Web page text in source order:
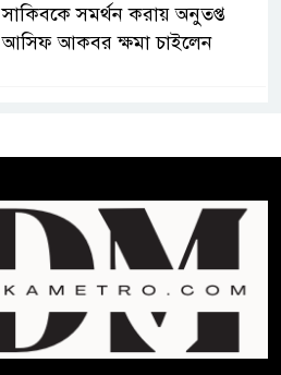
সাকিবকে সমর্থন করায় অনুতপ্ত
আসিফ আকবর ক্ষমা চাইলেন
প্রথম শ্রেণি ছাড়া অন্য সব শ্রেণিতে
হবে ভর্তি পরীক্ষা: শিক্ষা মন্ত্রণালয়
কাউকে অসম্মান করতে নয়,
জনগনের অধিকার আদায়ে এসেছিঃ
জামাতের আমির